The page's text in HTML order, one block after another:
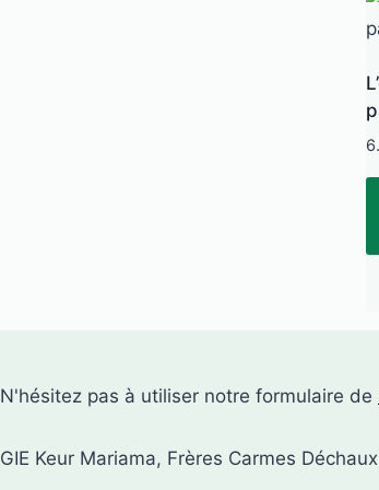
N'hésitez pas à utiliser notre formulaire de
GIE Keur Mariama, Frères Carmes Déchaux